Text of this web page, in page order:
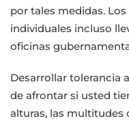
por tales medidas.
individuales incluso
oficinas
Desarrollar tolerancia
de afrontar si usted
alturas, las multitudes